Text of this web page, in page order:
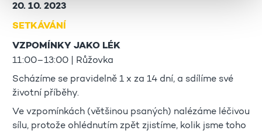
20. 10. 2023
SETKÁVÁNÍ
VZPOMÍNKY JAKO LÉK
11:00–13:00 | Růžovka
Scházíme se pravidelně 1 x za 14 dní, a sdílíme své
životní příběhy.
Ve vzpomínkách (většinou psaných) nalézáme léčivou
sílu, protože ohlédnutím zpět zjistíme, kolik jsme toho